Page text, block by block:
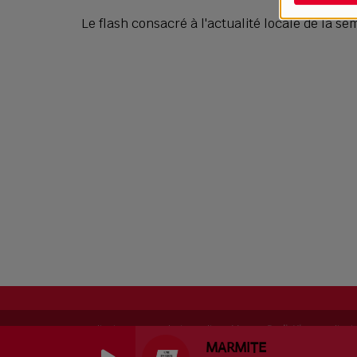
MARMITE
Le flash consacré à l'actualité locale de la
RadioKing © 2026 | Site radio créé avecRadioKing.